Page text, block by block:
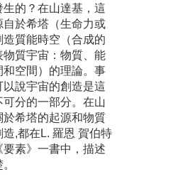
生的？在山達基，這
自於希塔（生命力或
造質能時空（合成的
物質宇宙：物質、能
和空間）的理論。事
以說宇宙的創造是這
可分的一部分。在山
於希塔的起源和物質
造,都在L. 羅恩 賀伯特
要素》一書中，描述